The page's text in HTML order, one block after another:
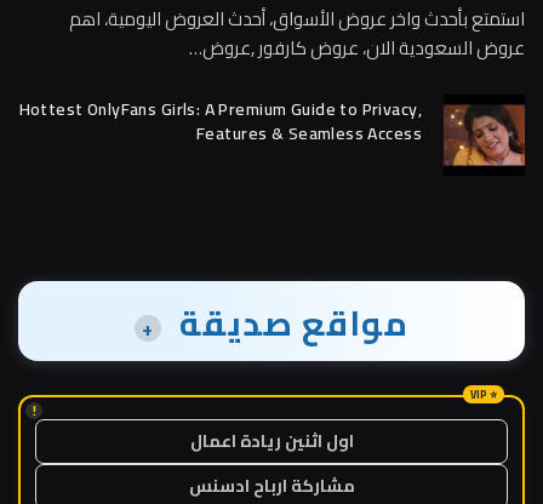
استمتع بأحدث واخر عروض الأسواق، أحدث العروض اليومية، اهم
عروض السعودية الان، عروض كارفور ,عروض…
Hottest OnlyFans Girls: A Premium Guide to Privacy,
Features & Seamless Access
مواقع صديقة +
!
اول اثنين ريادة اعمال
مشاركة ارباح ادسنس